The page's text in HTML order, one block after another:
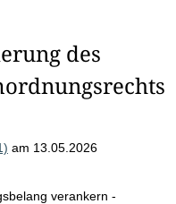
des
am 13.05.2026
verankern -